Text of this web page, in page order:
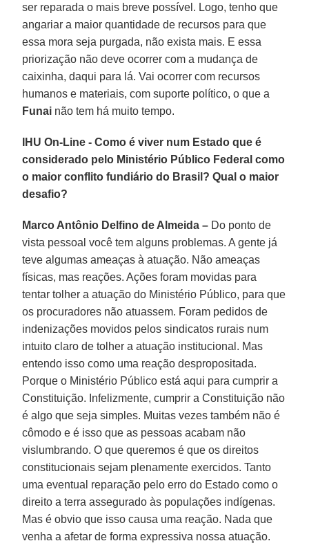
ser reparada o mais breve possível. Logo, tenho que
angariar a maior quantidade de recursos para que
essa mora seja purgada, não exista mais. E essa
priorização não deve ocorrer com a mudança de
caixinha, daqui para lá. Vai ocorrer com recursos
humanos e materiais, com suporte político, o que a
Funai não tem há muito tempo.
IHU On-Line - Como é viver num Estado que é
considerado pelo Ministério Público Federal como
o maior conflito fundiário do Brasil? Qual o maior
desafio?
Marco Antônio Delfino de Almeida – Do ponto de
vista pessoal você tem alguns problemas. A gente já
teve algumas ameaças à atuação. Não ameaças
físicas, mas reações. Ações foram movidas para
tentar tolher a atuação do Ministério Público, para que
os procuradores não atuassem. Foram pedidos de
indenizações movidos pelos sindicatos rurais num
intuito claro de tolher a atuação institucional. Mas
entendo isso como uma reação despropositada.
Porque o Ministério Público está aqui para cumprir a
Constituição. Infelizmente, cumprir a Constituição não
é algo que seja simples. Muitas vezes também não é
cômodo e é isso que as pessoas acabam não
vislumbrando. O que queremos é que os direitos
constitucionais sejam plenamente exercidos. Tanto
uma eventual reparação pelo erro do Estado como o
direito a terra assegurado às populações indígenas.
Mas é obvio que isso causa uma reação. Nada que
venha a afetar de forma expressiva nossa atuação.